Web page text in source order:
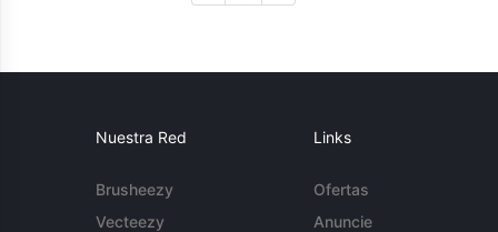
Nuestra Red
Brusheezy
Vecteezy
Links
Ofertas
Anuncie